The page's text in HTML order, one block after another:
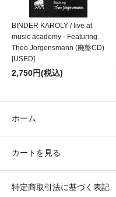
BINDER KAROLY / live at
music academy - Featuring
Theo Jorgensmann (廃盤CD)
[USED]
2,750円(税込)
ホーム
カートを見る
特定商取引法に基づく表記